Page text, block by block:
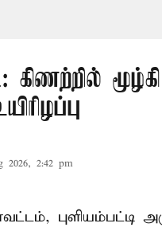
கிணற்றில் மூழ்கி
2026, 2:42 pm
புளியம்பட்டி